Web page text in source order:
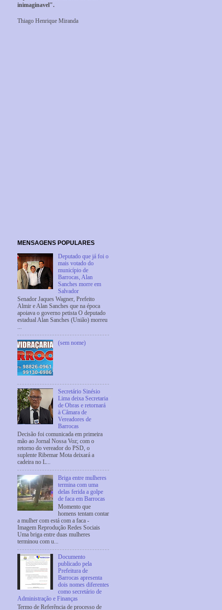
inimaginavel".
Thiago Henrique Miranda
MENSAGENS POPULARES
Deputado que já foi o
mais votado do
município de
Barrocas, Alan
Sanches morre em
Salvador
Senador Jaques Wagner, Prefeito
Almir e Alan Sanches que na época
apoiava o governo petista O deputado
estadual Alan Sanches (União) morreu
...
(sem nome)
Secretário Sinésio
Lima deixa Secretaria
de Obras e retornará
à Câmara de
Vereadores de
Barrocas
Decisão foi comunicada em primeira
mão ao Jornal Nossa Voz; com o
retorno do vereador do PSD, o
suplente Ribemar Mota deixará a
cadeira no L...
Briga entre mulheres
termina com uma
delas ferida a golpe
de faca em Barrocas
Momento que
homens tentam contar
a mulher com está com a faca -
Imagem Reprodução Redes Sociais
Uma briga entre duas mulheres
terminou com u...
Documento
publicado pela
Prefeitura de
Barrocas apresenta
dois nomes diferentes
como secretário de
Administração e Finanças
Termo de Referência de processo de